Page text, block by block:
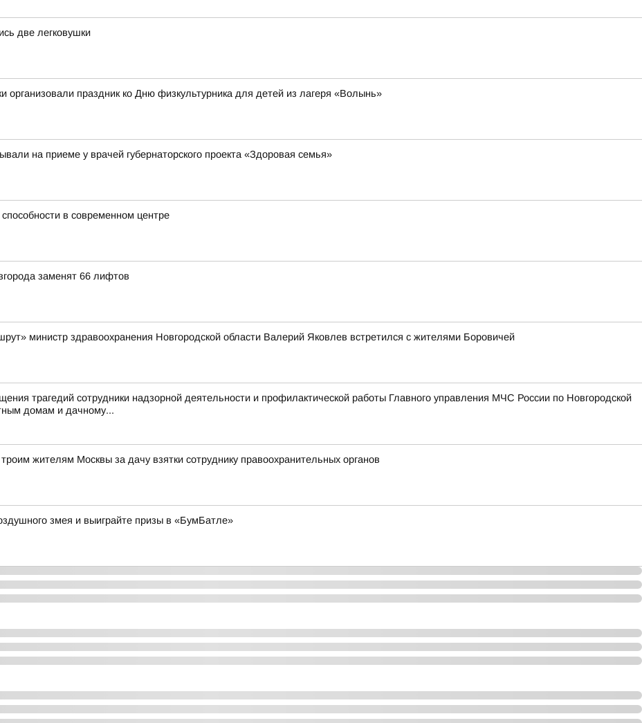
две легковушки
организовали праздник ко Дню физкультурника для детей из лагеря «Волынь»
на приеме у врачей губернаторского проекта «Здоровая семья»
в современном центре
заменят 66 лифтов
министр здравоохранения Новгородской области Валерий Яковлев встретился с жителями Боровичей
трагедий сотрудники надзорной деятельности и профилактической работы Главного управления МЧС России по Новгородской
домам и дачному...
жителям Москвы за дачу взятки сотруднику правоохранительных органов
змея и выиграйте призы в «БумБатле»